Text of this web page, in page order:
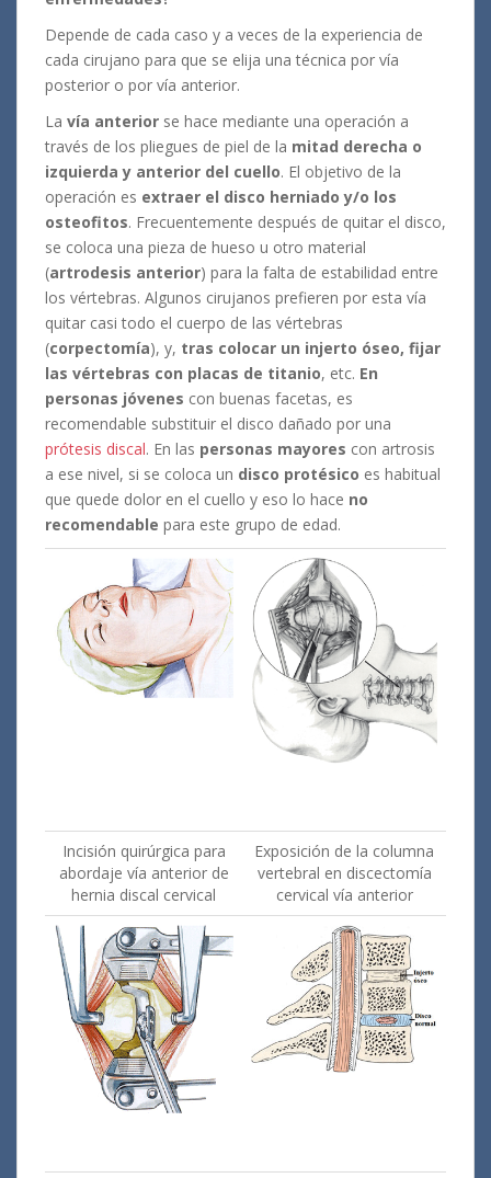
Depende de cada caso y a veces de la experiencia de
cada cirujano para que se elija una técnica por vía
posterior o por vía anterior.
La vía anterior se hace mediante una operación a
través de los pliegues de piel de la mitad derecha o
izquierda y anterior del cuello. El objetivo de la
operación es extraer el disco herniado y/o los
osteofitos. Frecuentemente después de quitar el disco,
se coloca una pieza de hueso u otro material
(artrodesis anterior) para la falta de estabilidad entre
los vértebras. Algunos cirujanos prefieren por esta vía
quitar casi todo el cuerpo de las vértebras
(corpectomía), y, tras colocar un injerto óseo, fijar
las vértebras con placas de titanio, etc. En
personas jóvenes con buenas facetas, es
recomendable substituir el disco dañado por una
prótesis discal. En las personas mayores con artrosis
a ese nivel, si se coloca un disco protésico es habitual
que quede dolor en el cuello y eso lo hace no
recomendable para este grupo de edad.
Incisión quirúrgica para
abordaje vía anterior de
hernia discal cervical
Exposición de la columna
vertebral en discectomía
cervical vía anterior